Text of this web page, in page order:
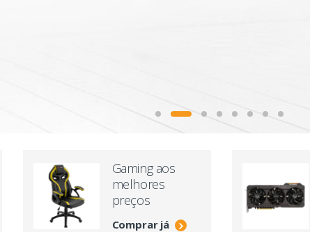
Gaming aos
melhores
preços
Comprar já